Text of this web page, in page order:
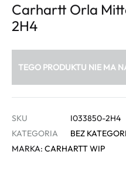
Carhartt Orla
2H4
TEGO PRODUKTU NIE MA
SKU
I033850-2H4
KATEGORIA
BEZ
MARKA: CARHARTT WIP